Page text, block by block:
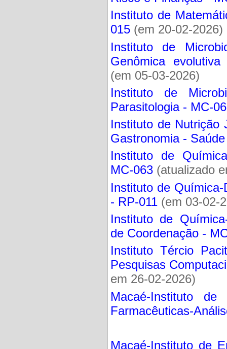
Instituto de
015 (em 20-02-2026)
Instituto de
Genômica
(em 05-03-2026)
Instituto de
Parasitologia - MC-
Instituto de Nutrição
Gastronomia -
Instituto de
MC-063 (atualizado
Instituto de
- RP-011 (em 03-02-
Instituto de
de Coordenação -
Instituto Tércio
Pesquisas
em 26-02-2026)
Macaé-Instituto de
Farmacêuticas-
Macaé-Instituto de